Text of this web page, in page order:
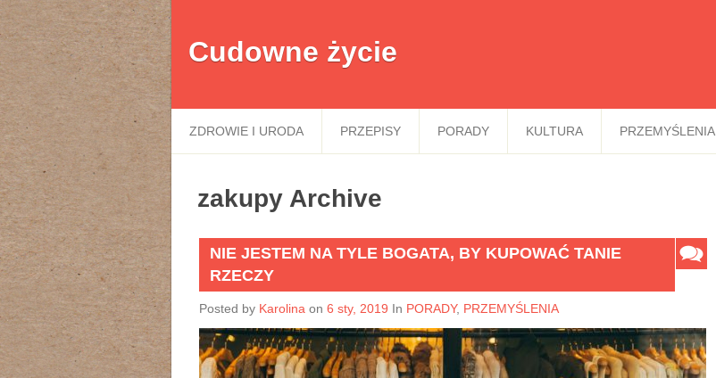
Cudowne życie
ZDROWIE I URODA PRZEPISY PORADY KULTURA PRZEMYŚLENIA
zakupy Archive
NIE JESTEM NA TYLE BOGATA, BY KUPOWAĆ TANIE
RZECZY
Posted by Karolina on 6 sty, 2019 In PORADY, PRZEMYŚLENIA